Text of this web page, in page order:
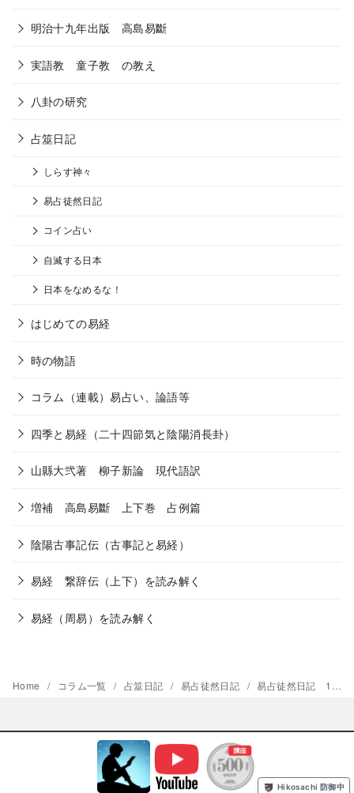
明治十九年出版 高島易斷
実語教 童子教 の教え
八卦の研究
占筮日記
しらす神々
易占徒然日記
コイン占い
自滅する日本
日本をなめるな！
はじめての易経
時の物語
コラム（連載）易占い、論語等
四季と易経（二十四節気と陰陽消長卦）
山縣大弐著 柳子新論 現代語訳
増補 高島易斷 上下巻 占例篇
陰陽古事記伝（古事記と易経）
易経 繋辞伝（上下）を読み解く
易経（周易）を読み解く
Home コラム一覧 占筮日記 易占徒然日記 易占徒然日記 102
© 2026わかりやすい易経・易占講座
yStandard Themeby yosiakatsukiPowered byWordPressHikosachi 防御中